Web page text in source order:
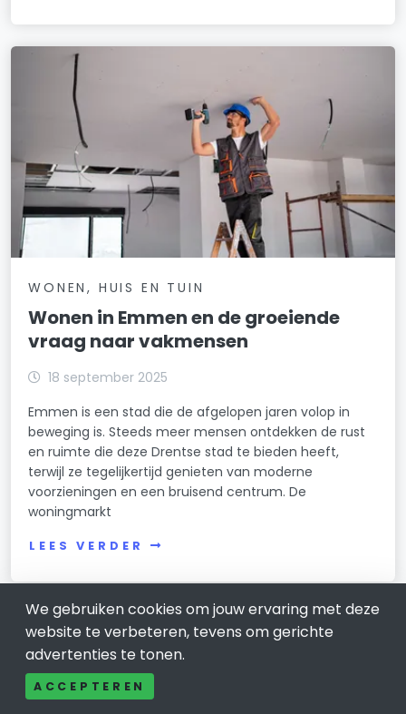
WONEN, HUIS EN TUIN
Wonen in Emmen en de groeiende
vraag naar vakmensen
18 september 2025
Emmen is een stad die de afgelopen jaren volop in
beweging is. Steeds meer mensen ontdekken de rust
en ruimte die deze Drentse stad te bieden heeft,
terwijl ze tegelijkertijd genieten van moderne
voorzieningen en een bruisend centrum. De
woningmarkt
LEES VERDER
We gebruiken cookies om jouw ervaring met deze
website te verbeteren, tevens om gerichte
advertenties te tonen.
ACCEPTEREN